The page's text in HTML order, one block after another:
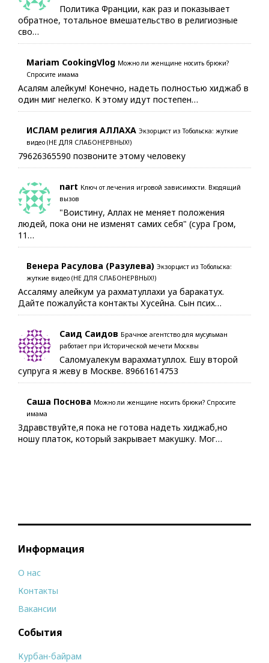
Политика Франции, как раз и показывает
обратное, тотальное вмешательство в религиозные
сво…
Mariam CookingVlog Можно ли женщине носить брюки?
Спросите имама
Асалям алейкум! Конечно, надеть полностью хиджаб в
один миг нелегко. К этому идут постепен…
ИСЛАМ религия АЛЛАХА Экзорцист из Тобольска: жуткие
видео (НЕ ДЛЯ СЛАБОНЕРВНЫХ!)
79626365590 позвоните этому человеку
nart Ключ от лечения игровой зависимости. Входящий
вызов
"Воистину, Аллах не меняет положения
людей, пока они не изменят самих себя" (сура Гром,
11…
Венера Расулова (Разулева) Экзорцист из Тобольска:
жуткие видео (НЕ ДЛЯ СЛАБОНЕРВНЫХ!)
Ассаляму алейкум уа рахматуллахи уа баракатух.
Дайте пожалуйста контакты Хусейна. Сын псих…
Саид Саидов Брачное агентство для мусульман
работает при Исторической мечети Москвы
Саломуалекум варахматуллох. Ешу второй
супруга я жеву в Москве. 89661614753
Саша Поснова Можно ли женщине носить брюки? Спросите
имама
Здравствуйте,я пока не готова надеть хиджаб,но
ношу платок, который закрывает макушку. Мог…
Информация
О нас
Контакты
Вакансии
События
Курбан-байрам